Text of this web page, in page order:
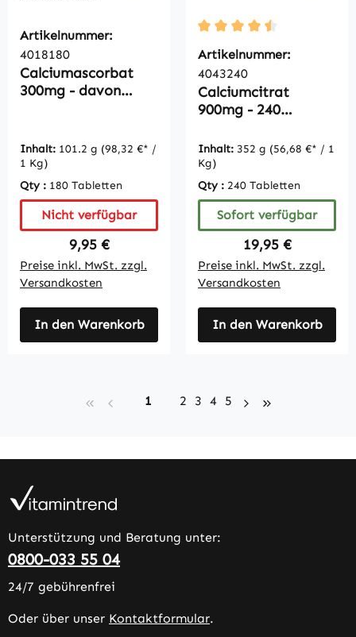
Artikelnummer:
4018180
Calciumascorbat
300mg - davon
Tabletten -
schluckfreundlich -
Großpackung für 1/2
Jahr - vegan |
Vitamintrend
Inhalt: 101.2 g (98,32 €* /
1 Kg)
Qty : 180 Tabletten
Nicht verfügbar
Regulärer Preis:
9,95 €
Preise inkl. MwSt. zzgl.
Versandkosten
In den Warenkorb
Durchschnittliche
Artikelnummer:
4043240
Calciumcitrat
900mg - 240
organisch -
Reinsubstanz -
vegan |
Vitamintrend
Inhalt: 352 g (56,68 €* / 1
Kg)
Qty : 240 Tabletten
Sofort verfügbar
Regulärer Preis:
19,95 €
Preise inkl. MwSt. zzgl.
Versandkosten
In den Warenkorb
Seite
1 Seite
2 Seite
3 Seite
4 Seite
5
Unterstützung und Beratung unter:
0800-033 55 04
24/7 gebührenfrei
Oder über unser Kontaktformular.